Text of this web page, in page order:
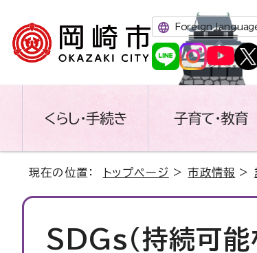
Foreign
くらし・手続き 子育て・教育
現在の位置： トップページ >市政情報 >
SDGs（持続可能